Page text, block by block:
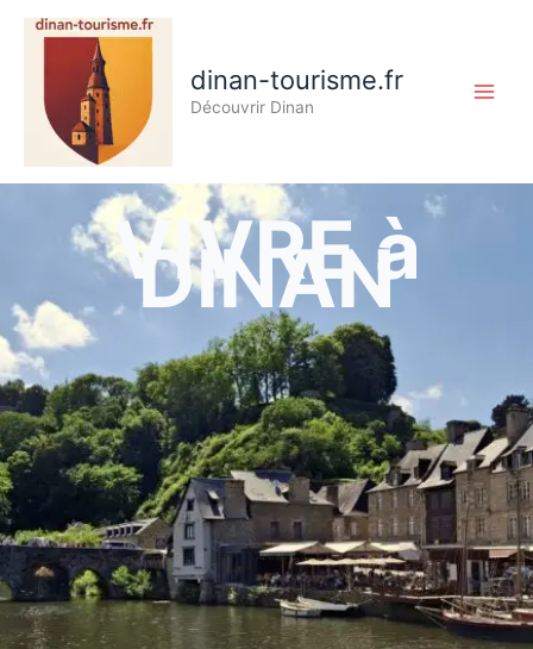
Aller
dinan-tourisme.fr
Découvrir Dinan
VIVRE à
DINAN